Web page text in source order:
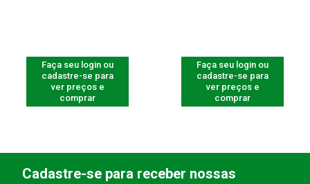
Faça seu login ou
cadastre-se para
ver preços e
comprar
Faça seu login ou
cadastre-se para
ver preços e
comprar
Cadastre-se para receber nossas